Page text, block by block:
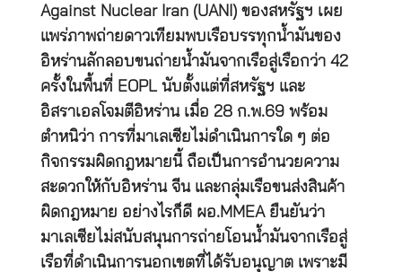
Against Nuclear Iran (UANI) ของสหรัฐฯ เผย
แพร่ภาพถ่ายดาวเทียมพบเรือบรรทุกน้ำมันของ
อิหร่านลักลอบขนถ่ายน้ำมันจากเรือสู่เรือกว่า 42
ครั้งในพื้นที่ EOPL นับตั้งแต่ที่สหรัฐฯ และ
อิสราเอลโจมตีอิหร่าน เมื่อ 28 ก.พ.69 พร้อม
ตำหนิว่า การที่มาเลเซียไม่ดำเนินการใด ๆ ต่อ
กิจกรรมผิดกฎหมายนี้ ถือเป็นการอำนวยความ
สะดวกให้กับอิหร่าน จีน และกลุ่มเรือขนส่งสินค้า
ผิดกฎหมาย อย่างไรก็ดี ผอ.MMEA ยืนยันว่า
มาเลเซียไม่สนับสนุนการถ่ายโอนน้ำมันจากเรือสู่
เรือที่ดำเนินการนอกเขตที่ได้รับอนุญาต เพราะมี